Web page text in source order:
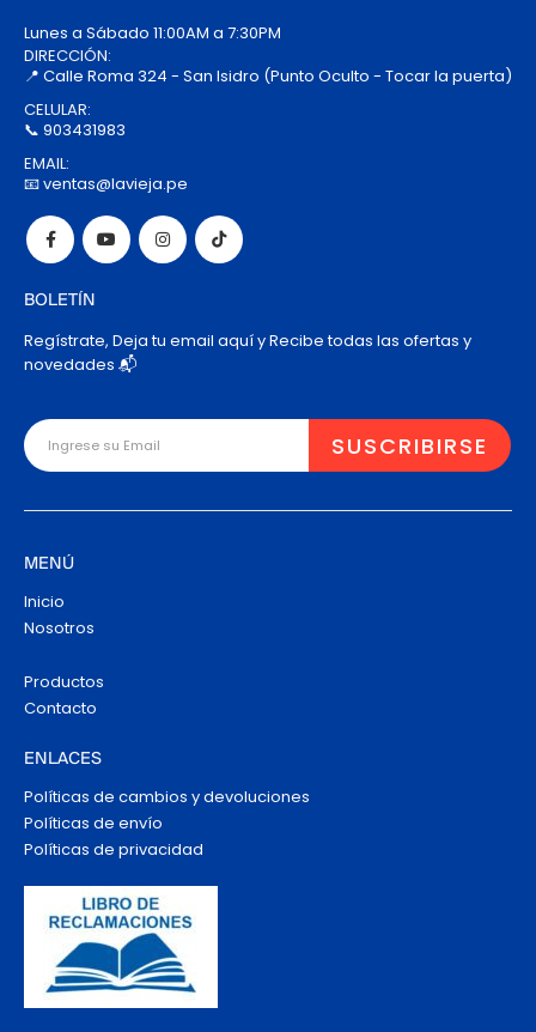
Lunes a Sábado 11:00AM a 7:30PM
DIRECCIÓN:
📍 Calle Roma 324 - San Isidro (Punto Oculto - Tocar la puerta)
CELULAR:
📞 903431983
EMAIL:
📧 ventas@lavieja.pe
BOLETÍN
Regístrate, Deja tu email aquí y Recibe todas las ofertas y
novedades 📬
MENÚ
Inicio
Nosotros
Productos
Contacto
ENLACES
Políticas de cambios y devoluciones
Políticas de envío
Políticas de privacidad